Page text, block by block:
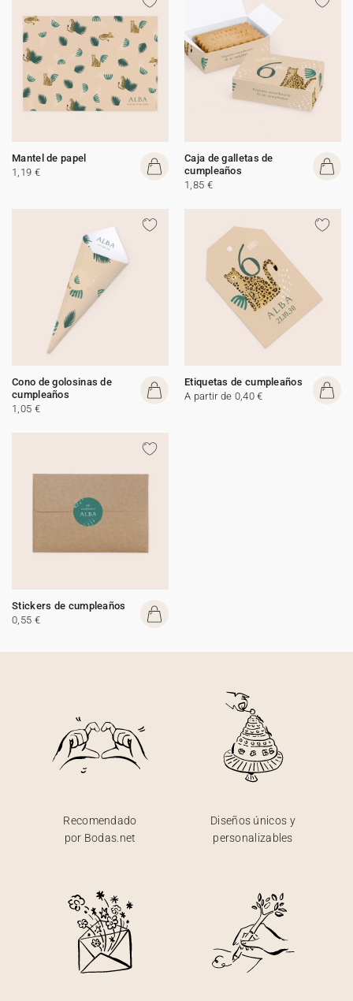
Mantel de papel
1,19 €
Caja de galletas de
cumpleaños
1,85 €
Cono de golosinas de
cumpleaños
1,05 €
Etiquetas de cumpleaños
A partir de 0,40 €
Stickers de cumpleaños
0,55 €
Recomendado
por Bodas.net
Diseños únicos y
personalizables